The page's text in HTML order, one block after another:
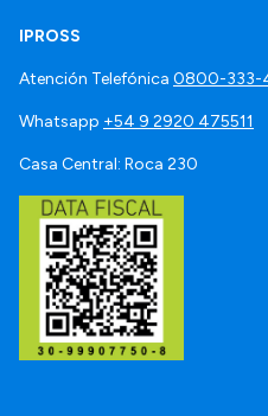
IPROSS
Atención Telefónica 0800-333-
Whatsapp +54 9 2920 475511
Casa Central: Roca 230